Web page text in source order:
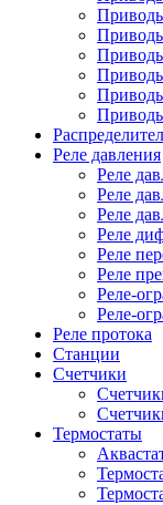
Реле давления
Реле
Реле
Реле
Реле
Реле
Реле
Реле-
Реле-
Реле протока
Станции
Счетчики
Термостаты